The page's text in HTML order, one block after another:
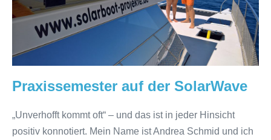
Praxissemester auf der SolarWave
„Unverhofft kommt oft“ – und das ist in jeder Hinsicht
positiv konnotiert. Mein Name ist Andrea Schmid und ich